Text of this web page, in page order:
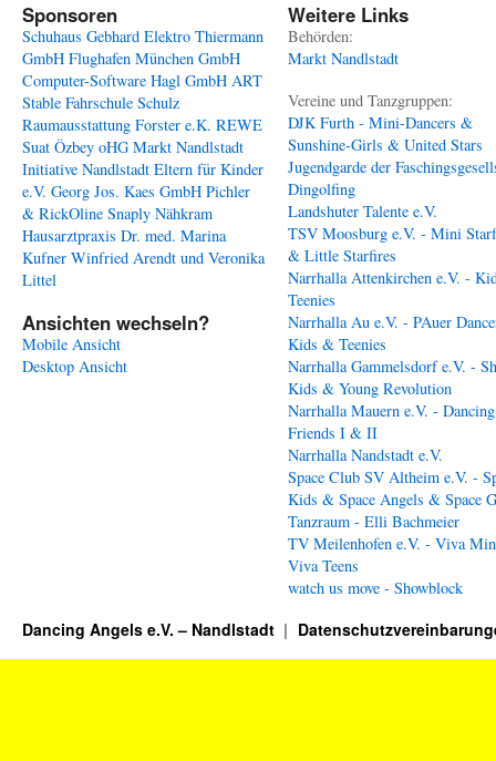
Sponsoren
Schuhaus Gebhard Elektro Thiermann
GmbH Flughafen München GmbH
Computer-Software Hagl GmbH ART
Stable Fahrschule Schulz
Raumausstattung Forster e.K. REWE
Suat Özbey oHG Markt Nandlstadt
Initiative Nandlstadt Eltern für Kinder
e.V. Georg Jos. Kaes GmbH Pichler
& RickOline Snaply Nähkram
Hausarztpraxis Dr. med. Marina
Kufner Winfried Arendt und Veronika
Littel
Ansichten wechseln?
Mobile Ansicht
Desktop Ansicht
Weitere Links
Behörden:
Markt Nandlstadt
Vereine und Tanzgruppen:
DJK Furth - Mini-Dancers &
Sunshine-Girls & United Stars
Jugendgarde der
Dingolfing
Landshuter Talente e.V.
TSV Moosburg e.V. - Mini
& Little Starfires
Narrhalla Attenkirchen e.V. -
Teenies
Narrhalla Au e.V. - PAuer
Kids & Teenies
Narrhalla Gammelsdorf e.V. -
Kids & Young Revolution
Narrhalla Mauern e.V. - Dancing
Friends I & II
Narrhalla Nandstadt e.V.
Space Club SV Altheim e.V. -
Kids & Space Angels & Space
Tanzraum - Elli Bachmeier
TV Meilenhofen e.V. - Viva
Viva Teens
watch us move - Showblock
Dancing Angels e.V. – Nandlstadt